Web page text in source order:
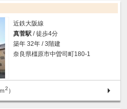
近鉄大阪線
真菅駅 / 徒歩4分
築年 32年 / 3階建
奈良県橿原市中曽司町180-1
2 ）